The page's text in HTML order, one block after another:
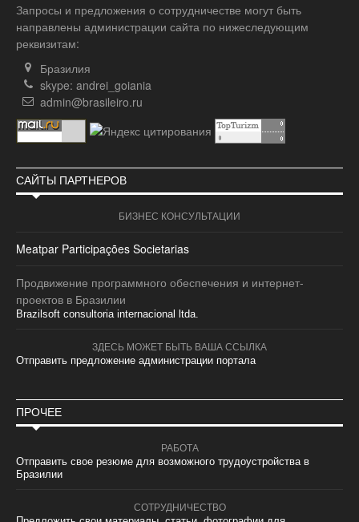
Запросы и предложения о сотрудничестве могут быть
направлены администрации сайта по нижеследующим
реквизитам:
Бразилия
skype: andrei_goiania
admin@brasileiro.ru
САЙТЫ ПАРТНЕРОВ
БИЗНЕС КОНСУЛЬТАЦИИ
Meatpar Participações Societarias
Продвижение программного обеспечения и интернет-
проектов в Бразилии
Brazilsoft consultoria internacional ltda.
ЗДЕСЬ МОЖЕТ БЫТЬ ВАША ССЫЛКА
Отправить предложение администрации портала
ПРОЧЕЕ
РАБОТА
Отправить свое резюме для возможного трудоустройства в
Бразилии
СОТРУДНИЧЕСТВО